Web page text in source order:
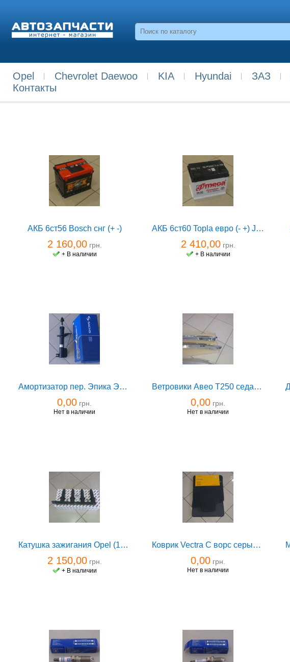
Opel Chevrolet Daewoo KIA Hyundai ЗАЗ
Контакты
АКБ 6ст56 Bosch снг (+ -)
2 160,00грн.
+ В наличии
АКБ 6ст60 Topla евро (- +) Japan
2 410,00грн.
+ В наличии
Амортизатор пер. Эпика Эванда Sachs правый
0,00 грн.
Нет в наличии
Ветровики Авео T250 седан 4шт (оригинал хром) GM
0,00 грн.
Нет в наличии
Катушка зажигания Opel (1208021) Z16XEP,Z16XE1,Z16XER,Z16LET,Z18XER Hella
2 150,00грн.
+ В наличии
Коврик Vectra C ворс серый GM
0,00 грн.
Нет в наличии